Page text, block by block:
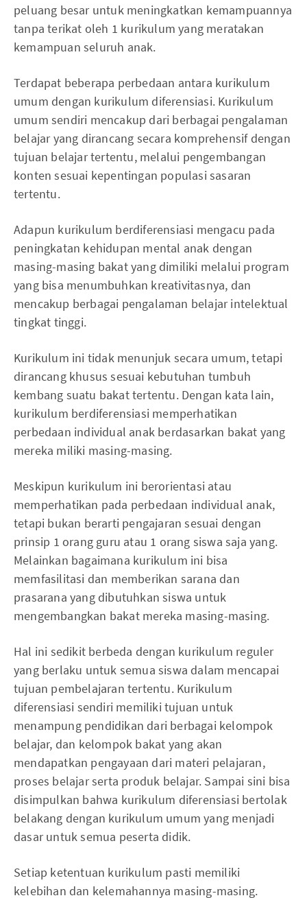
peluang besar untuk meningkatkan kemampuannya
tanpa terikat oleh 1 kurikulum yang meratakan
kemampuan seluruh anak.
Terdapat beberapa perbedaan antara kurikulum
umum dengan kurikulum diferensiasi. Kurikulum
umum sendiri mencakup dari berbagai pengalaman
belajar yang dirancang secara komprehensif dengan
tujuan belajar tertentu, melalui pengembangan
konten sesuai kepentingan populasi sasaran
tertentu.
Adapun kurikulum berdiferensiasi mengacu pada
peningkatan kehidupan mental anak dengan
masing-masing bakat yang dimiliki melalui program
yang bisa menumbuhkan kreativitasnya, dan
mencakup berbagai pengalaman belajar intelektual
tingkat tinggi.
Kurikulum ini tidak menunjuk secara umum, tetapi
dirancang khusus sesuai kebutuhan tumbuh
kembang suatu bakat tertentu. Dengan kata lain,
kurikulum berdiferensiasi memperhatikan
perbedaan individual anak berdasarkan bakat yang
mereka miliki masing-masing.
Meskipun kurikulum ini berorientasi atau
memperhatikan pada perbedaan individual anak,
tetapi bukan berarti pengajaran sesuai dengan
prinsip 1 orang guru atau 1 orang siswa saja yang.
Melainkan bagaimana kurikulum ini bisa
memfasilitasi dan memberikan sarana dan
prasarana yang dibutuhkan siswa untuk
mengembangkan bakat mereka masing-masing.
Hal ini sedikit berbeda dengan kurikulum reguler
yang berlaku untuk semua siswa dalam mencapai
tujuan pembelajaran tertentu. Kurikulum
diferensiasi sendiri memiliki tujuan untuk
menampung pendidikan dari berbagai kelompok
belajar, dan kelompok bakat yang akan
mendapatkan pengayaan dari materi pelajaran,
proses belajar serta produk belajar. Sampai sini bisa
disimpulkan bahwa kurikulum diferensiasi bertolak
belakang dengan kurikulum umum yang menjadi
dasar untuk semua peserta didik.
Setiap ketentuan kurikulum pasti memiliki
kelebihan dan kelemahannya masing-masing.